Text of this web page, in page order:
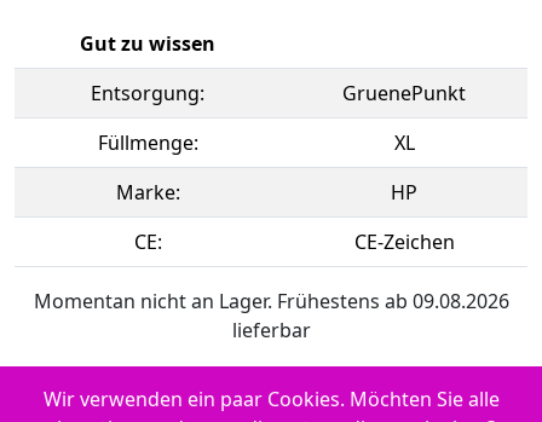
Gut zu wissen
Entsorgung:
GruenePunkt
Füllmenge:
XL
Marke:
HP
CE:
CE-Zeichen
Momentan nicht an Lager. Frühestens ab 09.08.2026
lieferbar
Verwendbar für HP Envy 6532 e
Wir verwenden ein paar Cookies. Möchten Sie alle